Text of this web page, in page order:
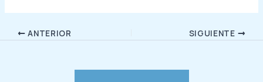
ANTERIOR SIGUIENTE